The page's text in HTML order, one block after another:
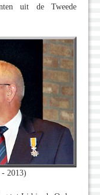
uit de Tweede
- 2013)